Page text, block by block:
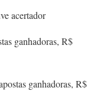
acertador
ganhadoras, R$
ganhadoras, R$